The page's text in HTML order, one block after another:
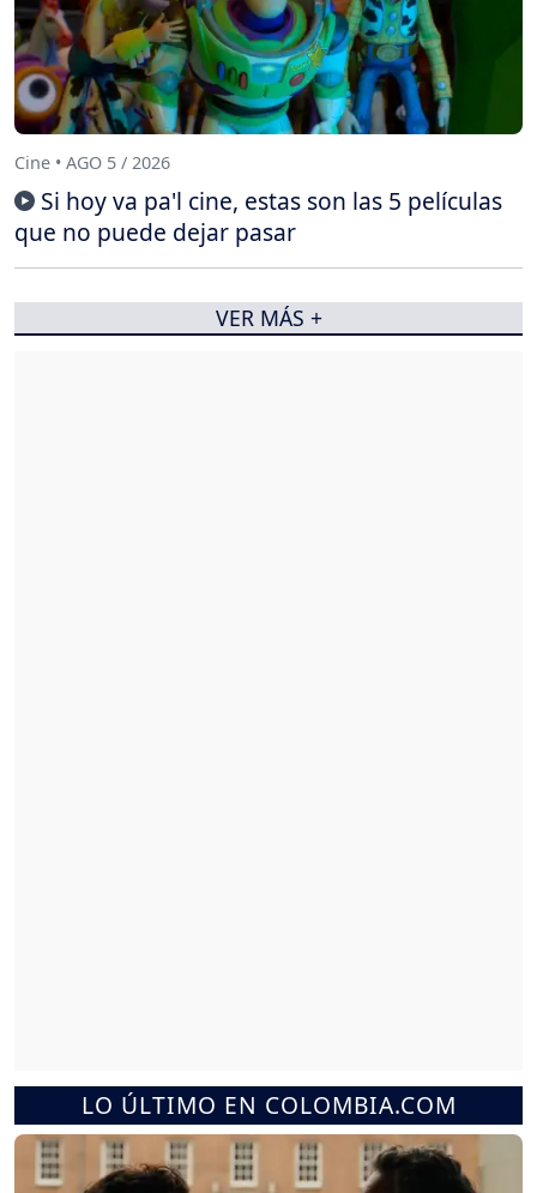
LO ÚLTIMO EN COLOMBIA.COM
Cine • AGO 5 / 2026
Si hoy va pa'l cine, estas son las 5 películas
que no puede dejar pasar
VER MÁS +